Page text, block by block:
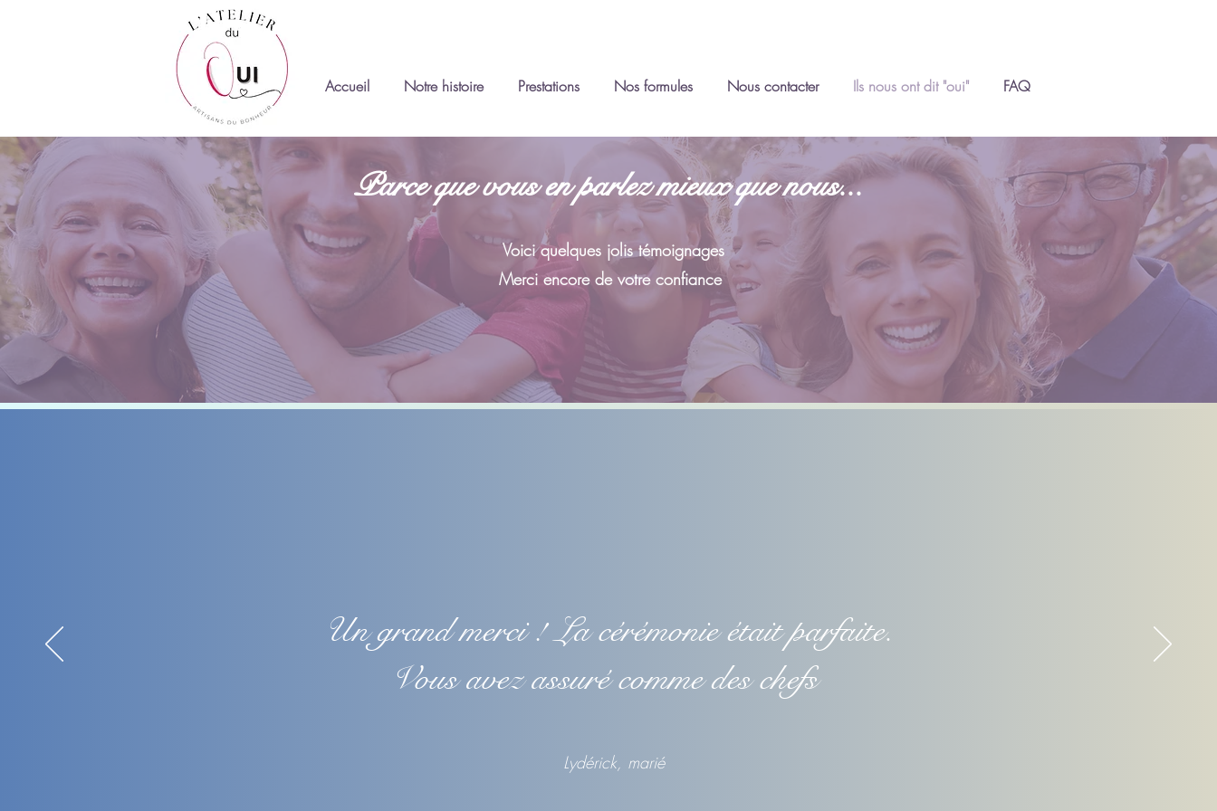
Accueil Notre histoire Prestations Nos formules Nous contacter Ils nous ont dit "oui" FAQ
Parce que vous en parlez mieux que nous...
Voici quelques jolis témoignages
Merci encore de votre confiance
Un grand merci ! La cérémonie était parfaite.
Vous avez assuré comme des chefs
Lydérick, marié